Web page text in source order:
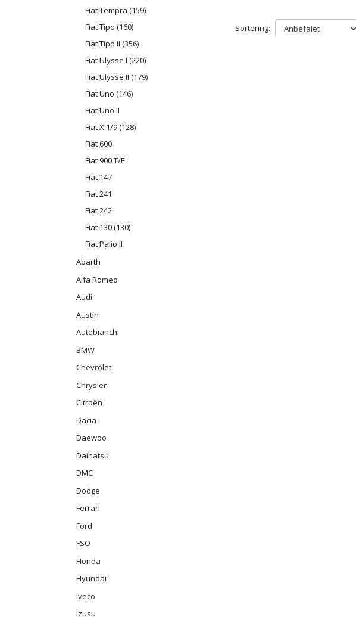
Fiat Tempra (159)
Fiat Tipo (160)
Fiat Tipo II (356)
Fiat Ulysse I (220)
Fiat Ulysse II (179)
Fiat Uno (146)
Fiat Uno II
Fiat X 1/9 (128)
Fiat 600
Fiat 900 T/E
Fiat 147
Fiat 241
Fiat 242
Fiat 130 (130)
Fiat Palio II
Abarth
Alfa Romeo
Audi
Austin
Autobianchi
BMW
Chevrolet
Chrysler
Citroën
Dacia
Daewoo
Daihatsu
DMC
Dodge
Ferrari
Ford
FSO
Honda
Hyundai
Iveco
Izusu
Sortering: